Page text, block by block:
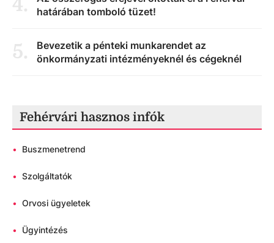
4.
határában tomboló tüzet!
5.
Bevezetik a pénteki munkarendet az
önkormányzati intézményeknél és cégeknél
Fehérvári hasznos infók
• Buszmenetrend
• Szolgáltatók
• Orvosi ügyeletek
• Ügyintézés